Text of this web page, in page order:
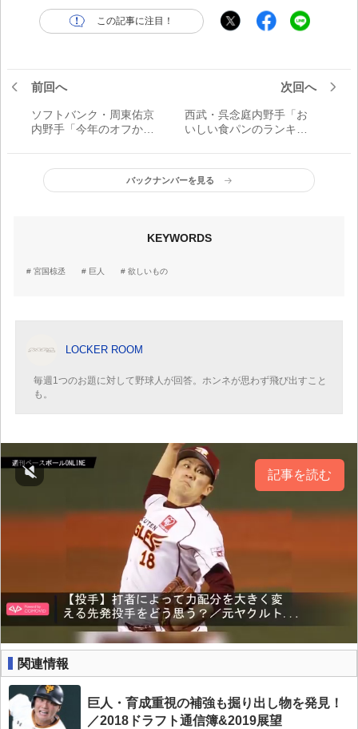
この記事に注目！
前回へ
ソフトバンク・周東佑京
内野手「今年のオフから
になるので」／欲しいも
次回へ
西武・呉念庭内野手「お
いしい食パンのランキン
イブーム
バックナンバーを見る
KEYWORDS
宮国椋丞 巨人 欲しいもの
LOCKER ROOM
毎週1つのお題に対して野球人が回答。ホンネが思わず飛び出すこと
も。
記事を読む
関連情報
巨人・育成重視の補強も掘り出し物を発見！
／2018ドラフト通信簿&2019展望